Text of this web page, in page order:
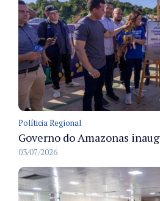
Políticia Regional
03/07/2026